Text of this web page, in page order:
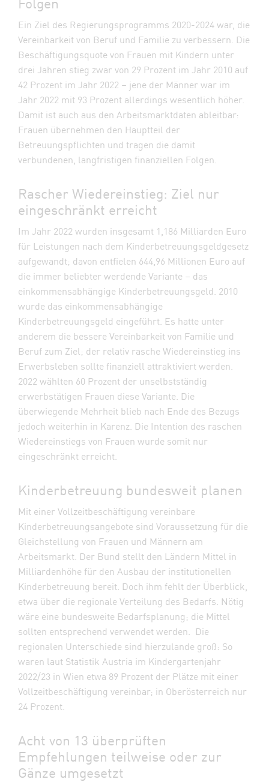
Ein Ziel des Regierungsprogramms 2020-2024 war, die
Vereinbarkeit von Beruf und Familie zu verbessern. Die
Beschäftigungsquote von Frauen mit Kindern unter
drei Jahren stieg zwar von 29 Prozent im Jahr 2010 auf
42 Prozent im Jahr 2022 – jene der Männer war im
Jahr 2022 mit 93 Prozent allerdings wesentlich höher.
Damit ist auch aus den Arbeitsmarktdaten ableitbar:
Frauen übernehmen den Hauptteil der
Betreuungspflichten und tragen die damit
verbundenen, langfristigen finanziellen Folgen.
Rascher Wiedereinstieg: Ziel nur
eingeschränkt erreicht
Im Jahr 2022 wurden insgesamt 1,186 Milliarden Euro
für Leistungen nach dem Kinderbetreuungsgeldgesetz
aufgewandt; davon entfielen 644,96 Millionen Euro auf
die immer beliebter werdende Variante – das
einkommensabhängige Kinderbetreuungsgeld. 2010
wurde das einkommensabhängige
Kinderbetreuungsgeld eingeführt. Es hatte unter
anderem die bessere Vereinbarkeit von Familie und
Beruf zum Ziel; der relativ rasche Wiedereinstieg ins
Erwerbsleben sollte finanziell attraktiviert werden.
2022 wählten 60 Prozent der unselbstständig
erwerbstätigen Frauen diese Variante. Die
überwiegende Mehrheit blieb nach Ende des Bezugs
jedoch weiterhin in Karenz. Die Intention des raschen
Wiedereinstiegs von Frauen wurde somit nur
eingeschränkt erreicht.
Kinderbetreuung bundesweit planen
Mit einer Vollzeitbeschäftigung vereinbare
Kinderbetreuungsangebote sind Voraussetzung für die
Gleichstellung von Frauen und Männern am
Arbeitsmarkt. Der Bund stellt den Ländern Mittel in
Milliardenhöhe für den Ausbau der institutionellen
Kinderbetreuung bereit. Doch ihm fehlt der Überblick,
etwa über die regionale Verteilung des Bedarfs. Nötig
wäre eine bundesweite Bedarfsplanung; die Mittel
sollten entsprechend verwendet werden. Die
regionalen Unterschiede sind hierzulande groß: So
waren laut Statistik Austria im Kindergartenjahr
2022/23 in Wien etwa 89 Prozent der Plätze mit einer
Vollzeitbeschäftigung vereinbar; in Oberösterreich nur
24 Prozent.
Acht von 13 überprüften
Empfehlungen teilweise oder zur
Gänze umgesetzt